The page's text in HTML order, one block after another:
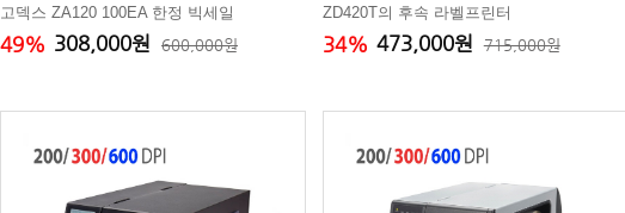
고덱스 ZA120 100EA 한정 빅세일
49% 308,000원 600,000원
ZD420T의 후속 라벨프린터
34% 473,000원 715,000원